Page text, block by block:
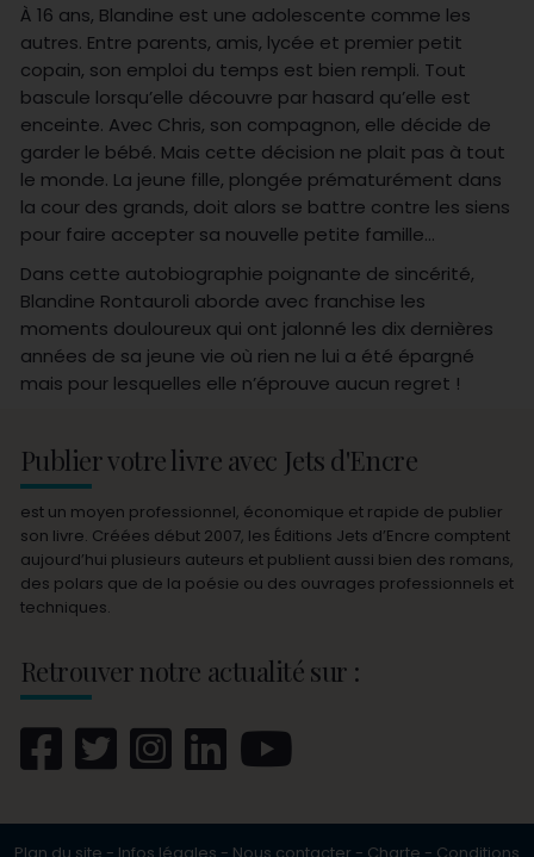
À 16 ans, Blandine est une adolescente comme les
autres. Entre parents, amis, lycée et premier petit
copain, son emploi du temps est bien rempli. Tout
bascule lorsqu’elle découvre par hasard qu’elle est
enceinte. Avec Chris, son compagnon, elle décide de
garder le bébé. Mais cette décision ne plait pas à tout
le monde. La jeune fille, plongée prématurément dans
la cour des grands, doit alors se battre contre les siens
pour faire accepter sa nouvelle petite famille…
Dans cette autobiographie poignante de sincérité,
Blandine Rontauroli aborde avec franchise les
moments douloureux qui ont jalonné les dix dernières
années de sa jeune vie où rien ne lui a été épargné
mais pour lesquelles elle n’éprouve aucun regret !
Publier votre livre avec Jets d'Encre
est un moyen professionnel, économique et rapide de publier
son livre. Créées début 2007, les Éditions Jets d’Encre comptent
aujourd’hui plusieurs auteurs et publient aussi bien des romans,
des polars que de la poésie ou des ouvrages professionnels et
techniques.
Retrouver notre actualité sur :
Plan du site - Infos légales - Nous contacter - Charte - Conditions